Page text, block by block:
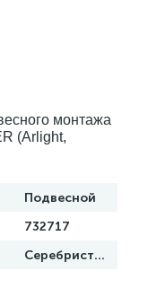
монтажа
(Arlight,
Подвесной
732717
Серебристый